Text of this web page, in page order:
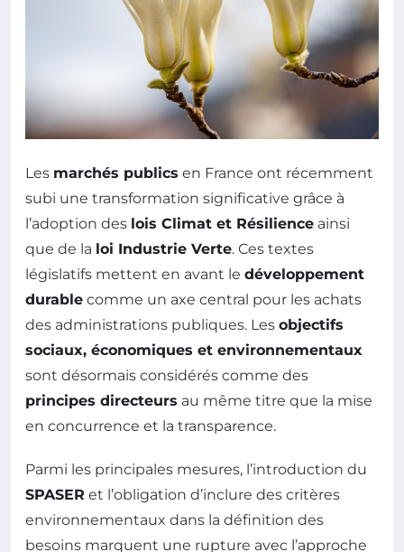
Les marchés publics en France ont récemment
subi une transformation significative grâce à
l’adoption des lois Climat et Résilience ainsi
que de la loi Industrie Verte. Ces textes
législatifs mettent en avant le développement
durable comme un axe central pour les achats
des administrations publiques. Les objectifs
sociaux, économiques et environnementaux
sont désormais considérés comme des
principes directeurs au même titre que la mise
en concurrence et la transparence.
Parmi les principales mesures, l’introduction du
SPASER et l’obligation d’inclure des critères
environnementaux dans la définition des
besoins marquent une rupture avec l’approche